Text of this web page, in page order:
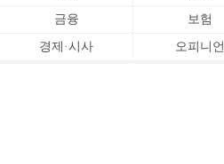
금융 보험
경제·시사 오피니언